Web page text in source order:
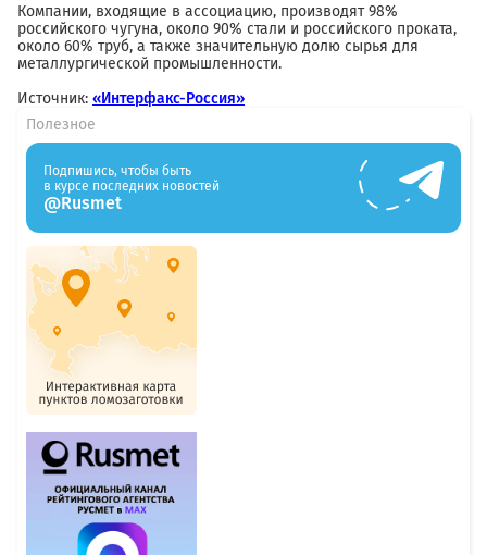
Компании, входящие в ассоциацию, производят 98%
российского чугуна, около 90% стали и российского проката,
около 60% труб, а также значительную долю сырья для
металлургической промышленности.
Источник: «Интерфакс-Россия»
Полезное
Подпишись, чтобы быть
в курсе последних новостей
@Rusmet